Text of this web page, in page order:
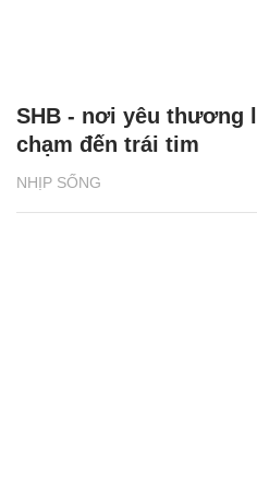
NHỊP SỐNG
SHB - nơi yêu thương
chạm đến trái tim